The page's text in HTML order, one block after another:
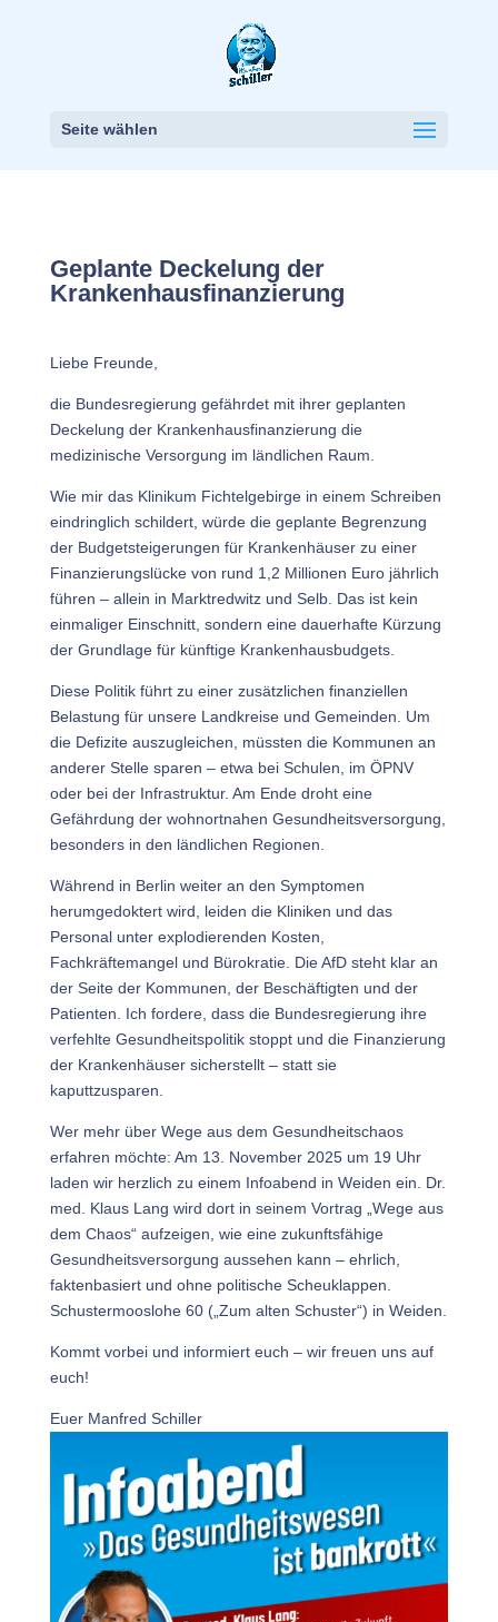
Seite wählen
Geplante Deckelung der
Krankenhausfinanzierung
Liebe Freunde,
die Bundesregierung gefährdet mit ihrer geplanten
Deckelung der Krankenhausfinanzierung die
medizinische Versorgung im ländlichen Raum.
Wie mir das Klinikum Fichtelgebirge in einem Schreiben
eindringlich schildert, würde die geplante Begrenzung
der Budgetsteigerungen für Krankenhäuser zu einer
Finanzierungslücke von rund 1,2 Millionen Euro jährlich
führen – allein in Marktredwitz und Selb. Das ist kein
einmaliger Einschnitt, sondern eine dauerhafte Kürzung
der Grundlage für künftige Krankenhausbudgets.
Diese Politik führt zu einer zusätzlichen finanziellen
Belastung für unsere Landkreise und Gemeinden. Um
die Defizite auszugleichen, müssten die Kommunen an
anderer Stelle sparen – etwa bei Schulen, im ÖPNV
oder bei der Infrastruktur. Am Ende droht eine
Gefährdung der wohnortnahen Gesundheitsversorgung,
besonders in den ländlichen Regionen.
Während in Berlin weiter an den Symptomen
herumgedoktert wird, leiden die Kliniken und das
Personal unter explodierenden Kosten,
Fachkräftemangel und Bürokratie. Die AfD steht klar an
der Seite der Kommunen, der Beschäftigten und der
Patienten. Ich fordere, dass die Bundesregierung ihre
verfehlte Gesundheitspolitik stoppt und die Finanzierung
der Krankenhäuser sicherstellt – statt sie
kaputtzusparen.
Wer mehr über Wege aus dem Gesundheitschaos
erfahren möchte: Am 13. November 2025 um 19 Uhr
laden wir herzlich zu einem Infoabend in Weiden ein. Dr.
med. Klaus Lang wird dort in seinem Vortrag „Wege aus
dem Chaos“ aufzeigen, wie eine zukunftsfähige
Gesundheitsversorgung aussehen kann – ehrlich,
faktenbasiert und ohne politische Scheuklappen.
Schustermooslohe 60 („Zum alten Schuster“) in Weiden.
Kommt vorbei und informiert euch – wir freuen uns auf
euch!
Euer Manfred Schiller